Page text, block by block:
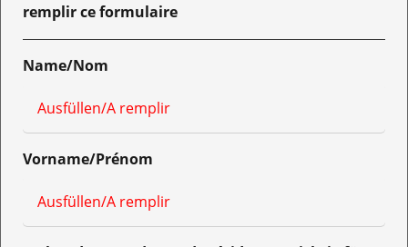
remplir ce formulaire
Name/Nom
Vorname/Prénom